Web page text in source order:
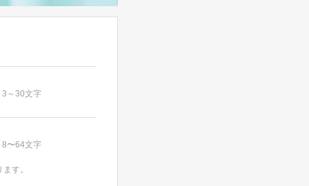
～30文字
〜64文字
す。